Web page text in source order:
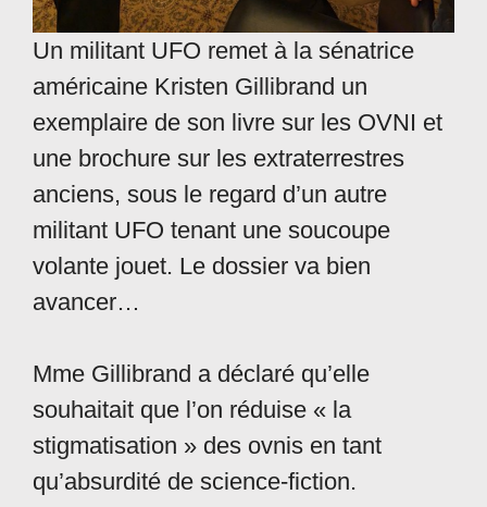
Un militant UFO remet à la sénatrice
américaine Kristen Gillibrand un
exemplaire de son livre sur les OVNI et
une brochure sur les extraterrestres
anciens, sous le regard d’un autre
militant UFO tenant une soucoupe
volante jouet. Le dossier va bien
avancer…
Mme Gillibrand a déclaré qu’elle
souhaitait que l’on réduise « la
stigmatisation » des ovnis en tant
qu’absurdité de science-fiction.